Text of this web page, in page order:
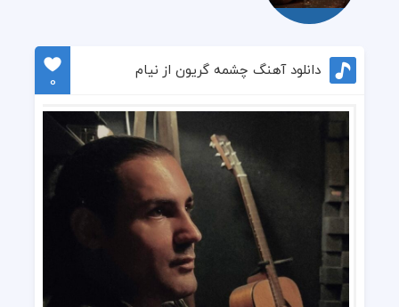
دانلود آهنگ چشمه گریون از نیام
0